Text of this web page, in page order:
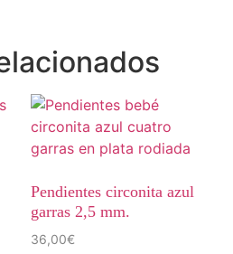
Pendientes circonita azul
garras 2,5 mm.
36,00€